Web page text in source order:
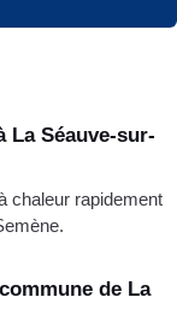
La Séauve-sur-
chaleur rapidement
de La